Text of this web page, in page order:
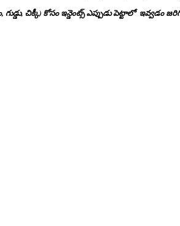
చిక్కీ) కోసం ఇన్డెంట్స్ ఎప్పుడు పెట్టాలో ఇవ్వడం